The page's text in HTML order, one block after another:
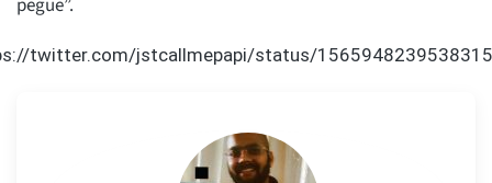
pegue”.
twitter.com/jstcallmepapi/status/